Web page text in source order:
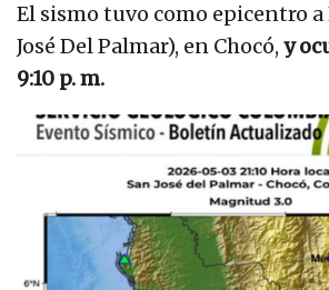
El sismo tuvo como epicentro a
José Del Palmar), en Chocó, y
9:10 p. m.